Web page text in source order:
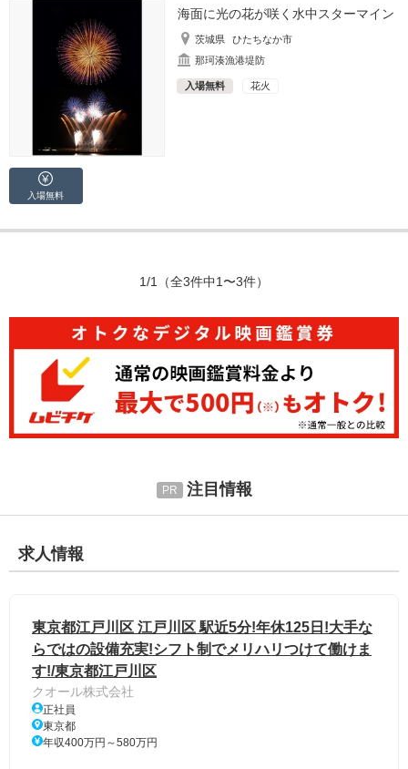
海面に光の花が咲く水中スターマイン
茨城県
ひたちなか市
那珂湊漁港堤防
入場無料 花火
入場無料
1/1 （全3件中1〜3件）
注目情報
求人情報
東京都江戸川区 江戸川区 駅近5分!年休125日!大手な
らではの設備充実!シフト制でメリハリつけて働けま
す!/東京都江戸川区
クオール株式会社
正社員
東京都
年収400万円～580万円